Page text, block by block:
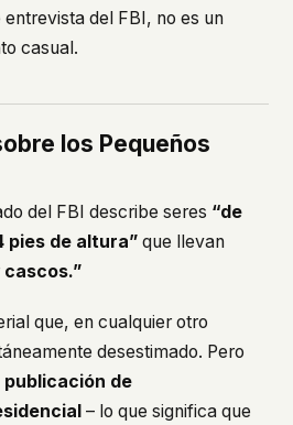
del FBI, no es un
casual.
los Pequeños
del FBI describe seres “de
pies de altura”que llevan
que, en cualquier otro
desestimado. Pero
publicación de
– lo que significa que